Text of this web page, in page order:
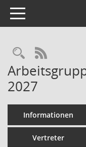
Toggle navigation
RSS-
2027
Informationen
Vertreter